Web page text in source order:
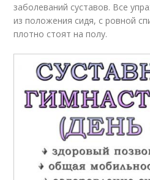
заболеваний суставов. Все
из положения сидя, с ровной
плотно стоят на полу.